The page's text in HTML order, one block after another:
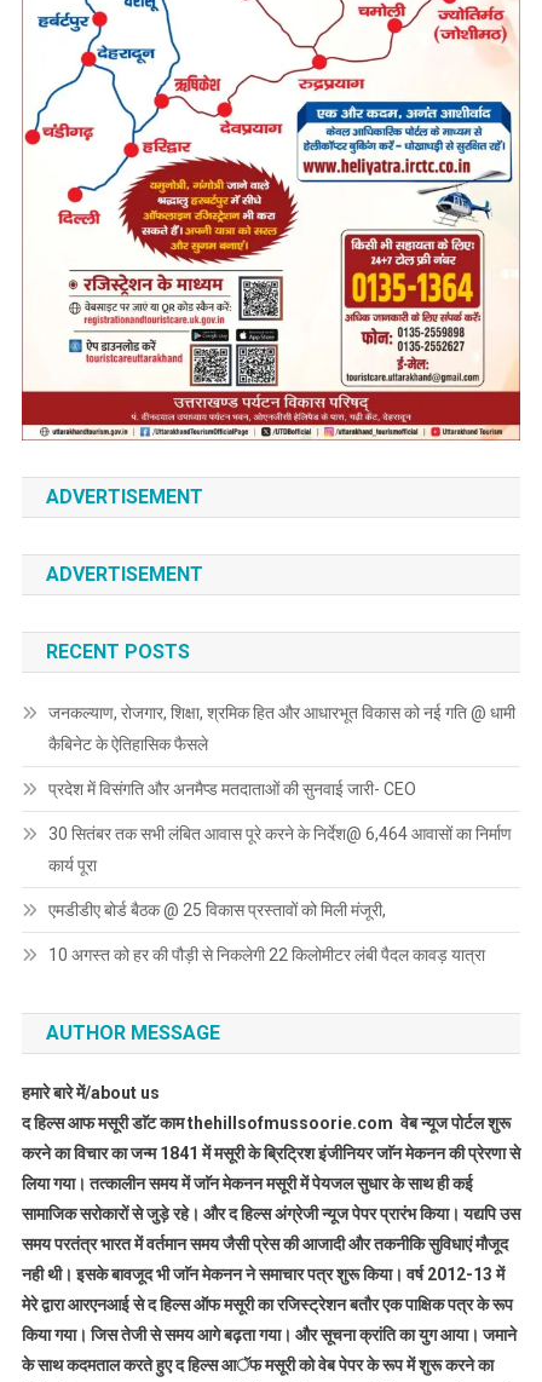
ADVERTISEMENT
ADVERTISEMENT
RECENT POSTS
जनकल्याण, रोजगार, शिक्षा, श्रमिक हित और आधारभूत विकास को नई गति @ धामी
कैबिनेट के ऐतिहासिक फैसले
प्रदेश में विसंगति और अनमैप्ड मतदाताओं की सुनवाई जारी- CEO
30 सितंबर तक सभी लंबित आवास पूरे करने के निर्देश@ 6,464 आवासों का निर्माण
कार्य पूरा
एमडीडीए बोर्ड बैठक @ 25 विकास प्रस्तावों को मिली मंजूरी,
10 अगस्त को हर की पौड़ी से निकलेगी 22 किलोमीटर लंबी पैदल कावड़ यात्रा
AUTHOR MESSAGE
हमारे बारे में/about us
द हिल्स आफ मसूरी डाॅट काम thehillsofmussoorie.com वेब न्यूज पोर्टल शुरू
करने का विचार का जन्म 1841 में मसूरी के ब्रिट्रिश इंजीनियर जाॅन मेकनन की प्रेरणा से
लिया गया। तत्कालीन समय में जाॅन मेकनन मसूरी में पेयजल सुधार के साथ ही कई
सामाजिक सरोकारों से जुड़े रहे। और द हिल्स अंग्रेजी न्यूज पेपर प्रारंभ किया। यद्यपि उस
समय परतंत्र भारत में वर्तमान समय जैसी प्रेस की आजादी और तकनीकि सुविधाएं मौजूद
नही थी। इसके बावजूद भी जाॅन मेकनन ने समाचार पत्र शुरू किया। वर्ष 2012-13 में
मेरे द्वारा आरएनआई से द हिल्स ऑफ मसूरी का रजिस्ट्रेशन बतौर एक पाक्षिक पत्र के रूप
किया गया। जिस तेजी से समय आगे बढ़ता गया। और सूचना क्रांति का युग आया। जमाने
के साथ कदमताल करते हुए द हिल्स आॅफ मसूरी को वेब पेपर के रूप में शुरू करने का